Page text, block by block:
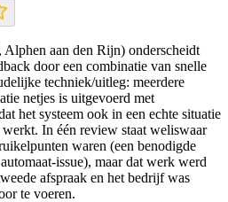
aan den Rijn) onderscheidt
door een combinatie van snelle
techniek/uitleg: meerdere
netjes is uitgevoerd met
het systeem ook in een echte situatie
In één review staat weliswaar
waren (een benodigde
issue), maar dat werk werd
afspraak en het bedrijf was
te voeren.